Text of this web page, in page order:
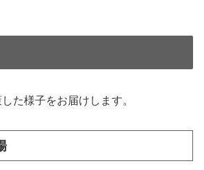
た様子をお届けします。